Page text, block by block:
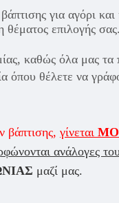
για αγόρι
επιλογής σας.
καθώς όλα μας τα
όπου θέλετε να
βάπτισης, γίνεται
ανάλογες
μαζί μας.